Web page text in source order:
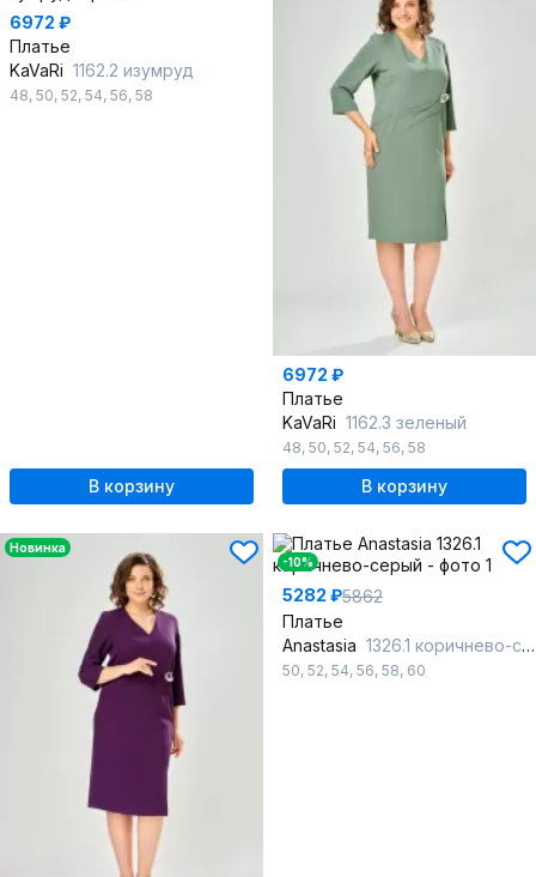
6972 ₽
Платье
KaVaRi 1162.2 изумруд
48, 50, 52, 54, 56, 58
В корзину
6972 ₽
Платье
KaVaRi 1162.3 зеленый
48, 50, 52, 54, 56, 58
В корзину
Новинка
-10%
5282 ₽5862
Платье
Anastasia 1326.1 коричнево-серый
50, 52, 54, 56, 58, 60